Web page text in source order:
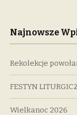
Najnowsze
Rekolekcje
FESTYN
Wielkanoc 2026